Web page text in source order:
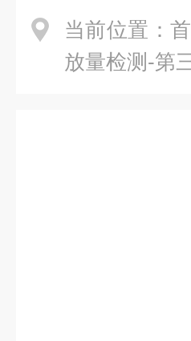
当前位置：
放量检测-第